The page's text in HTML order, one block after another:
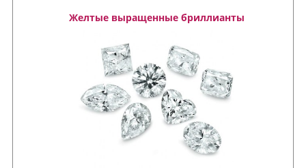
Желтые выращенные бриллианты